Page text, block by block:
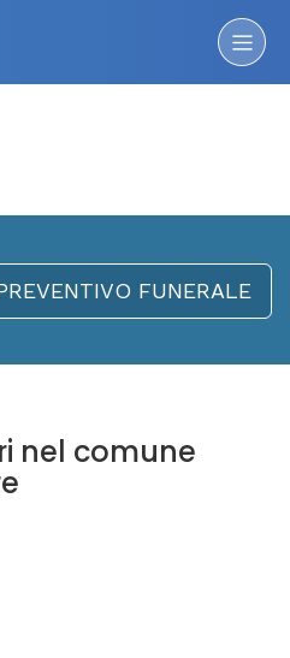
FUNERALE
nel comune